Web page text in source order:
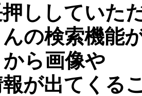
ししていた
んの検索機能
ら画像や
が出てくる